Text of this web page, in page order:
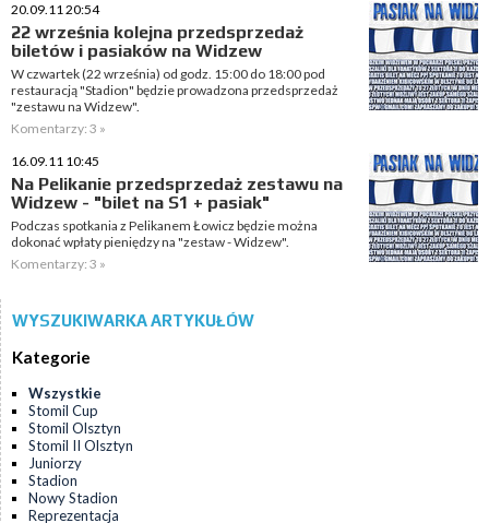
20.09.11 20:54
22 września kolejna przedsprzedaż
biletów i pasiaków na Widzew
W czwartek (22 września) od godz. 15:00 do 18:00 pod
restauracją "Stadion" będzie prowadzona przedsprzedaż
"zestawu na Widzew".
Komentarzy: 3 »
16.09.11 10:45
Na Pelikanie przedsprzedaż zestawu na
Widzew - "bilet na S1 + pasiak"
Podczas spotkania z Pelikanem Łowicz będzie można
dokonać wpłaty pieniędzy na "zestaw - Widzew".
Komentarzy: 3 »
WYSZUKIWARKA ARTYKUŁÓW
Kategorie
Wszystkie
Stomil Cup
Stomil Olsztyn
Stomil II Olsztyn
Juniorzy
Stadion
Nowy Stadion
Reprezentacja